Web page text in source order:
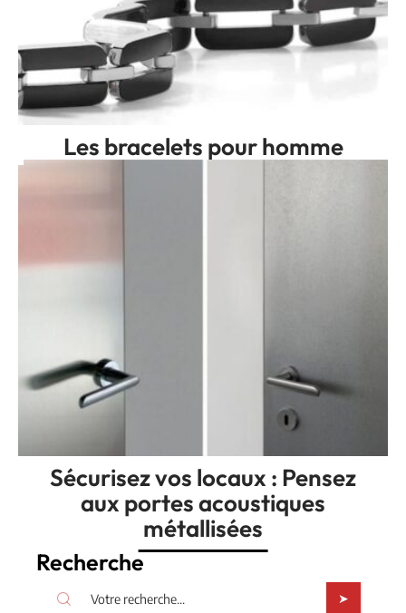
Les bracelets pour homme
Sécurisez vos locaux : Pensez
aux portes acoustiques
métallisées
Recherche